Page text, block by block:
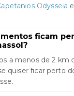
Odysseia e
ficam
a menos de 2 km
quiser ficar perto